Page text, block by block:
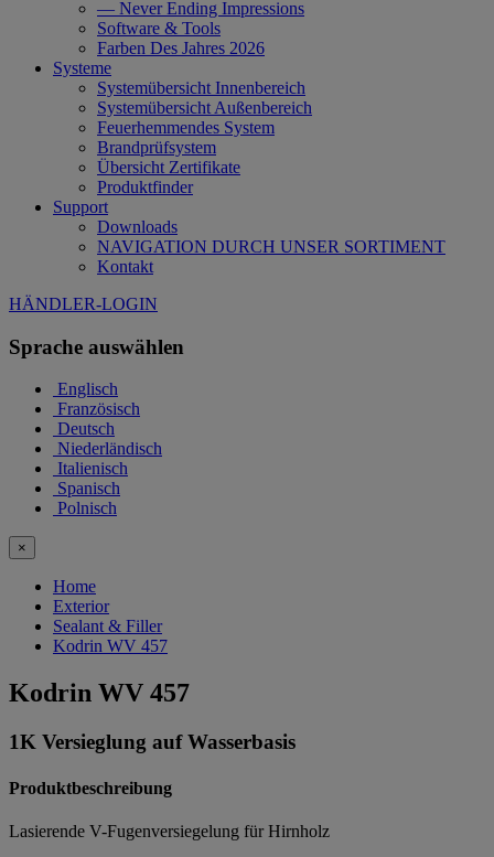
— Never Ending Impressions
Software & Tools
Farben Des Jahres 2026
Systeme
Systemübersicht Innenbereich
Systemübersicht Außenbereich
Feuerhemmendes System
Brandprüfsystem
Übersicht Zertifikate
Produktfinder
Support
Downloads
NAVIGATION DURCH UNSER SORTIMENT
Kontakt
HÄNDLER-LOGIN
Sprache auswählen
Englisch
Französisch
Deutsch
Niederländisch
Italienisch
Spanisch
Polnisch
×
Home
Exterior
Sealant & Filler
Kodrin WV 457
Kodrin WV 457
1K Versieglung auf Wasserbasis
Produktbeschreibung
Lasierende V-Fugenversiegelung für Hirnholz